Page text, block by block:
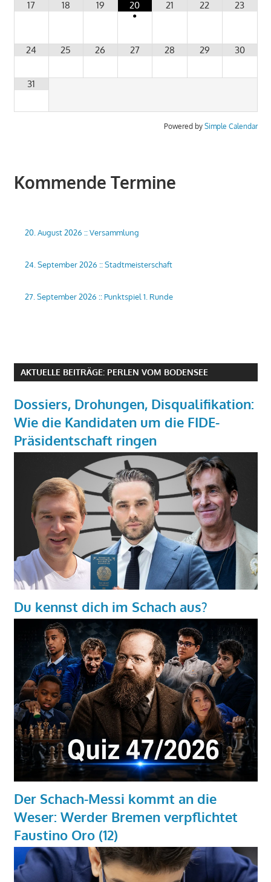
17 18 19
20
•
21 22 23
24 25 26 27 28 29 30
31
Powered by Simple Calendar
Kommende Termine
20. August 2026 ::Versammlung
24. September 2026 ::Stadtmeisterschaft
27. September 2026 :: Punktspiel 1. Runde
AKTUELLE BEITRÄGE: PERLEN VOM BODENSEE
Dossiers, Drohungen, Disqualifikation:
Wie die Kandidaten um die FIDE-
Präsidentschaft ringen
Du kennst dich im Schach aus?
Der Schach-Messi kommt an die
Weser: Werder Bremen verpflichtet
Faustino Oro (12)